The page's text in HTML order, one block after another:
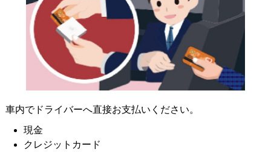
車内でドライバーへ直接お支払いください。
現金
クレジットカード